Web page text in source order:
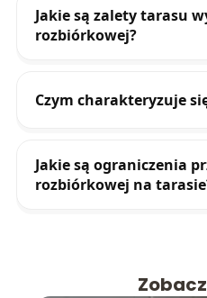
Jakie są zalety tarasu
rozbiórkowej?
Czym charakteryzuje
Jakie są ograniczenia
rozbiórkowej na